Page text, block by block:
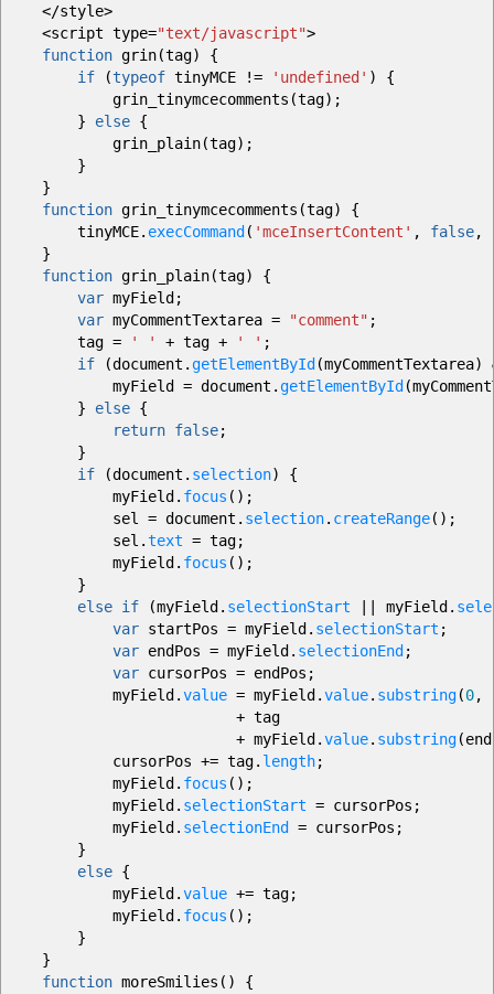
</style>
<script type="text/javascript">
function grin(tag)
{
if
(typeof tinyMCE != 'undefined' )
{
grin_tinymcecomments (tag) ;
}
else {
grin_plain(tag) ;
}
}
function grin_tinymcecomments (tag)
{
tinyMCE. execCommand ( 'mceInsertContent' , false,
}
function grin_plain(tag)
{
var myField ;
var myCommentTextarea = "comment" ;
tag = ' ' + tag + ' ' ;
if
(document.getElementById (myCommentTextarea)
myField = document.getElementById (
}
else {
return false;
}
if
(document. selection)
{
myField. focus ( ) ;
sel = document. selection. createRange( ) ;
sel.text = tag;
myField. focus ( ) ;
}
else if (myField. selectionStart myField.
var startPos = myField. selectionStart ;
var endPos = myField. selectionEnd ;
var cursorPos = endPos ;
myField.value = myField.value. substring(0,
+ tag
+ myField.value. substring(
cursorPos += tag. length;
myField. focus ( ) ;
myField. selectionStart = cursorPos ;
myField. selectionEnd = cursorPos ;
}
else {
myField.value += tag;
myField. focus ( ) ;
}
}
function moreSmilies ( )
{